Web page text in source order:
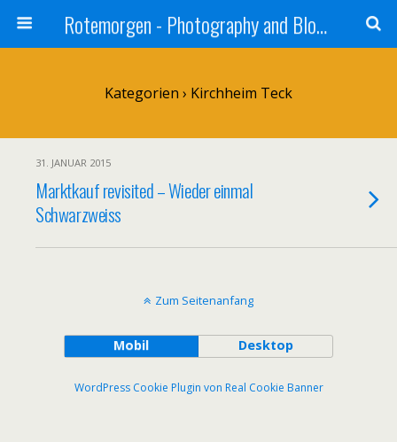
Rotemorgen - Photography and Blog by Alexander Sprinz
Kategorien › Kirchheim Teck
31. JANUAR 2015
Marktkauf revisited – Wieder einmal
Schwarzweiss
Zum Seitenanfang
Mobil Desktop
WordPress Cookie Plugin von Real Cookie Banner